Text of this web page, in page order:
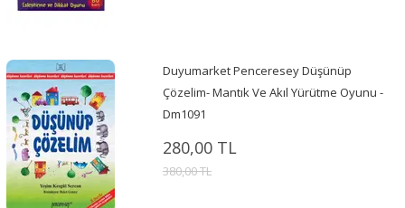
Duyumarket Penceresey Düşünüp
Çözelim- Mantık Ve Akıl Yürütme Oyunu -
Dm1091
280,00 TL
380,00 TL